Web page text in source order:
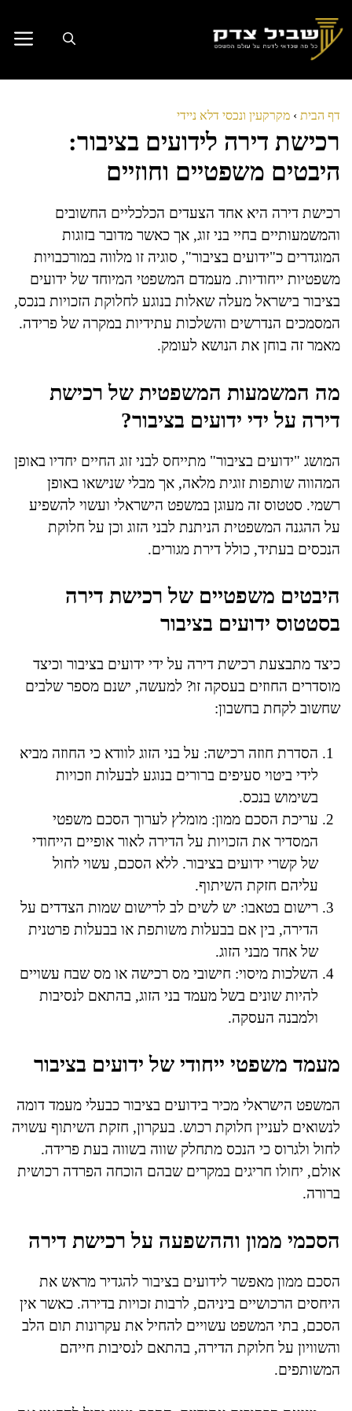
לתוכן
דף הבית › מקרקעין ונכסי דלא ניידי
רכישת דירה לידועים בציבור:
היבטים משפטיים וחוזיים
רכישת דירה היא אחד הצעדים הכלכליים החשובים
והמשמעותיים בחיי בני זוג, אך כאשר מדובר בזוגות
המוגדרים כ"ידועים בציבור", סוגיה זו מלווה במורכבויות
משפטיות ייחודיות. מעמדם המשפטי המיוחד של ידועים
בציבור בישראל מעלה שאלות בנוגע לחלוקת הזכויות בנכס,
המסמכים הנדרשים והשלכות עתידיות במקרה של פרידה.
מאמר זה בוחן את הנושא לעומק.
מה המשמעות המשפטית של רכישת
דירה על ידי ידועים בציבור?
המושג "ידועים בציבור" מתייחס לבני זוג החיים יחדיו באופן
המהווה שותפות זוגית מלאה, אך מבלי שנישאו באופן
רשמי. סטטוס זה מעוגן במשפט הישראלי ועשוי להשפיע
על ההגנה המשפטית הניתנת לבני הזוג וכן על חלוקת
הנכסים בעתיד, כולל דירת מגורים.
היבטים משפטיים של רכישת דירה
בסטטוס ידועים בציבור
כיצד מתבצעת רכישת דירה על ידי ידועים בציבור וכיצד
מוסדרים החוזים בעסקה זו? למעשה, ישנם מספר שלבים
שחשוב לקחת בחשבון:
הסדרת חוזה רכישה: על בני הזוג לוודא כי החוזה מביא
לידי ביטוי סעיפים ברורים בנוגע לבעלות וזכויות
בשימוש בנכס.
עריכת הסכם ממון: מומלץ לערוך הסכם משפטי
המסדיר את הזכויות על הדירה לאור אופיים הייחודי
של קשרי ידועים בציבור. ללא הסכם, עשוי לחול
עליהם חזקת השיתוף.
רישום בטאבו: יש לשים לב לרישום שמות הצדדים על
הדירה, בין אם בבעלות משותפת או בבעלות פרטנית
של אחד מבני הזוג.
השלכות מיסוי: חישובי מס רכישה או מס שבח עשויים
להיות שונים בשל מעמד בני הזוג, בהתאם לנסיבות
ולמבנה העסקה.
מעמד משפטי ייחודי של ידועים בציבור
המשפט הישראלי מכיר בידועים בציבור כבעלי מעמד דומה
לנשואים לעניין חלוקת רכוש. בעקרון, חזקת השיתוף עשויה
לחול ולגרוס כי הנכס מתחלק שווה בשווה בעת פרידה.
אולם, יחולו חריגים במקרים שבהם הוכחה הפרדה רכושית
ברורה.
הסכמי ממון וההשפעה על רכישת דירה
הסכם ממון מאפשר לידועים בציבור להגדיר מראש את
היחסים הרכושיים ביניהם, לרבות זכויות בדירה. כאשר אין
הסכם, בתי המשפט עשויים להחיל את עקרונות תום הלב
והשוויון על חלוקת הדירה, בהתאם לנסיבות חייהם
המשותפים.